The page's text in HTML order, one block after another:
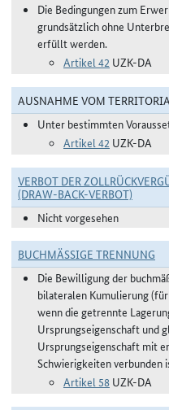
Die Bedingungen zum
grundsätzlich ohne
erfüllt werden.
Artikel 42 UZK-DA
AUSNAHME VOM
Unter bestimmten
Artikel 42 UZK-DA
VERBOT DER
(DRAW-BACK-VERBOT)
Nicht vorgesehen
BUCHMÄSSIGE TRENNUNG
Die Bewilligung der
bilateralen Kumulierung
wenn die getrennte
Ursprungseigenschaft und
Ursprungseigenschaft mit
Schwierigkeiten verbunden
Artikel 58 UZK-DA